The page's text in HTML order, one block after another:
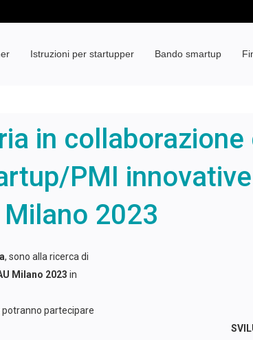
Istruzioni per startupper Bando smartup
in
PMI
2023
, sono alla ricerca di
Milano 2023 in
partecipare